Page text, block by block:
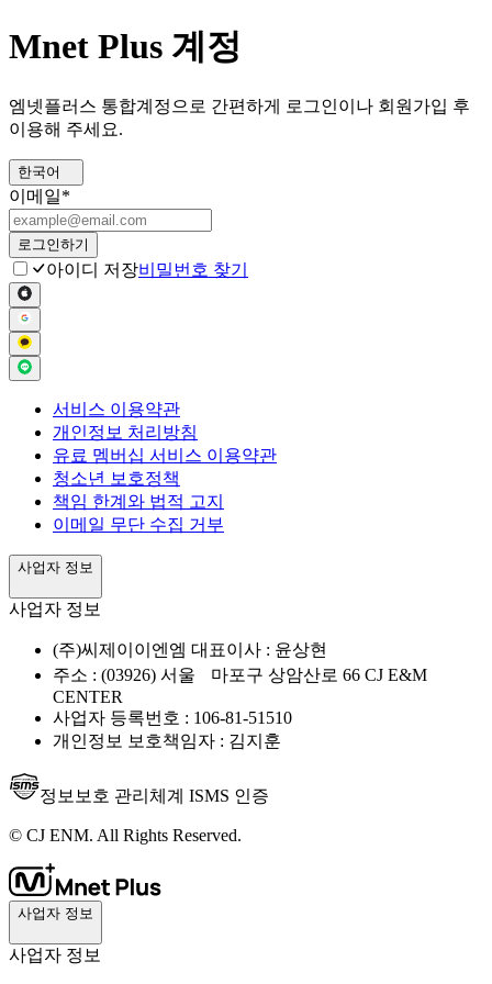
Mnet Plus 계정
엠넷플러스 통합계정으로 간편하게 로그인이나 회원가입 후
이용해 주세요.
한국어
이메일*
로그인하기
아이디 저장비밀번호 찾기
서비스 이용약관
개인정보 처리방침
유료 멤버십 서비스 이용약관
청소년 보호정책
책임 한계와 법적 고지
이메일 무단 수집 거부
사업자 정보
사업자 정보
(주)씨제이이엔엠 대표이사 : 윤상현
주소 : (03926) 서울 마포구 상암산로 66 CJ E&M
CENTER
사업자 등록번호 : 106-81-51510
개인정보 보호책임자 : 김지훈
정보보호 관리체계 ISMS 인증
© CJ ENM. All Rights Reserved.
사업자 정보
사업자 정보